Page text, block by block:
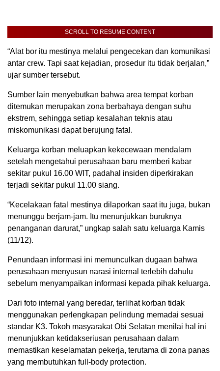
SCROLL TO RESUME CONTENT
“Alat bor itu mestinya melalui pengecekan dan komunikasi
antar crew. Tapi saat kejadian, prosedur itu tidak berjalan,”
ujar sumber tersebut.
Sumber lain menyebutkan bahwa area tempat korban
ditemukan merupakan zona berbahaya dengan suhu
ekstrem, sehingga setiap kesalahan teknis atau
miskomunikasi dapat berujung fatal.
Keluarga korban meluapkan kekecewaan mendalam
setelah mengetahui perusahaan baru memberi kabar
sekitar pukul 16.00 WIT, padahal insiden diperkirakan
terjadi sekitar pukul 11.00 siang.
“Kecelakaan fatal mestinya dilaporkan saat itu juga, bukan
menunggu berjam-jam. Itu menunjukkan buruknya
penanganan darurat,” ungkap salah satu keluarga Kamis
(11/12).
Penundaan informasi ini memunculkan dugaan bahwa
perusahaan menyusun narasi internal terlebih dahulu
sebelum menyampaikan informasi kepada pihak keluarga.
Dari foto internal yang beredar, terlihat korban tidak
menggunakan perlengkapan pelindung memadai sesuai
standar K3. Tokoh masyarakat Obi Selatan menilai hal ini
menunjukkan ketidakseriusan perusahaan dalam
memastikan keselamatan pekerja, terutama di zona panas
yang membutuhkan full-body protection.